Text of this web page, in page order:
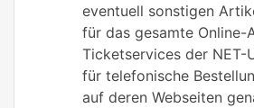
eventuell sonstigen
für das gesamte Online-
Ticketservices der NET-
für telefonische
auf deren Webseiten